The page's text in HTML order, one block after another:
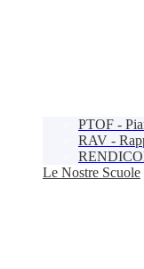
PTOF -
RAV -
Le Nostre Scuole